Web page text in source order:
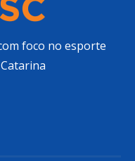
foco no esporte